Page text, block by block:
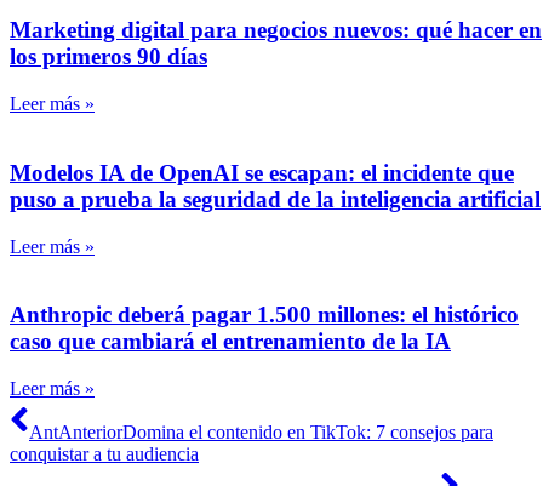
Marketing digital para negocios nuevos: qué hacer en
los primeros 90 días
Leer más »
Modelos IA de OpenAI se escapan: el incidente que
puso a prueba la seguridad de la inteligencia artificial
Leer más »
Anthropic deberá pagar 1.500 millones: el histórico
caso que cambiará el entrenamiento de la IA
Leer más »
AntAnteriorDomina el contenido en TikTok: 7 consejos para
conquistar a tu audiencia